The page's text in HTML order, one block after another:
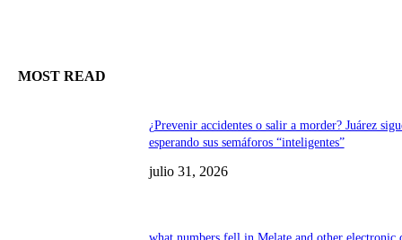
MOST READ
¿Prevenir accidentes o salir a morder? Juárez
esperando sus semáforos “inteligentes”
julio 31, 2026